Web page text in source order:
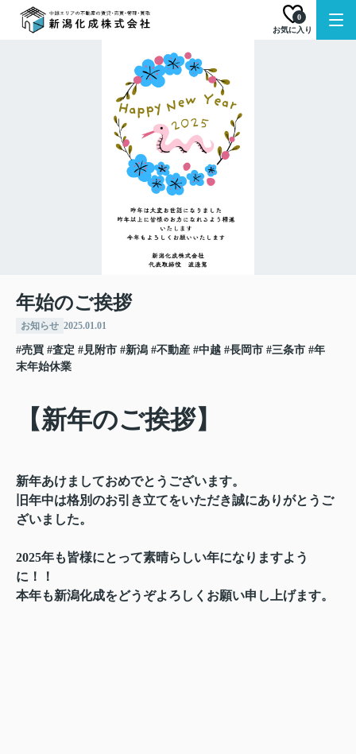
お気に入り
0
年始のご挨拶
お知らせ 2025.01.01
#売買 #査定 #見附市 #新潟 #不動産 #中越 #長岡市 #三条市 #年
末年始休業
【新年のご挨拶】
新年あけま しておめでとうございます。
旧年中は格別のお引き立てをいただき誠にありがとうご
ざいました。
2025年も皆様にとって素晴らしい年になりますよう
に！！
本年も新潟化成をどうぞよろしくお願い申し上げます。